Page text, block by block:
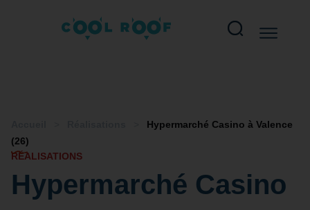
Hypermarché Casino à Valence
(26)
RÉALISATIONS
Hypermarché Casino